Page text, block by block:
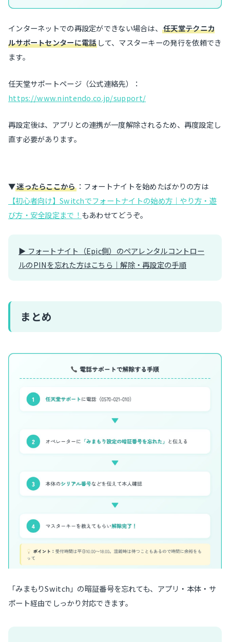
インターネットでの再設定ができない場合は、任天堂テクニカ
ルサポートセンターに電話 して、マスターキーの発行を依頼でき
ます。
任天堂サポートページ（公式連絡先）：
https://www.nintendo.co.jp/support/
再設定後は、アプリとの連携が一度解除されるため、再度設定し
直す必要があります。
▼迷ったらここから：フォートナイトを始めたばかりの方は
【初心者向け】Switchでフォートナイトの始め方｜やり方・遊
び方・安全設定まで！ もあわせてどうぞ。
▶ フォートナイト（Epic側）のペアレンタルコントロー
ルのPINを忘れた方はこちら｜解除・再設定の手順
まとめ
「みまもりSwitch」の暗証番号を忘れても、アプリ・本体・サ
ポート経由でしっかり対応できます。